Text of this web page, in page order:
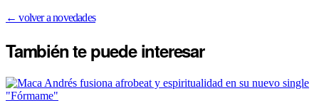
← volver a novedades
También te puedeinteresar